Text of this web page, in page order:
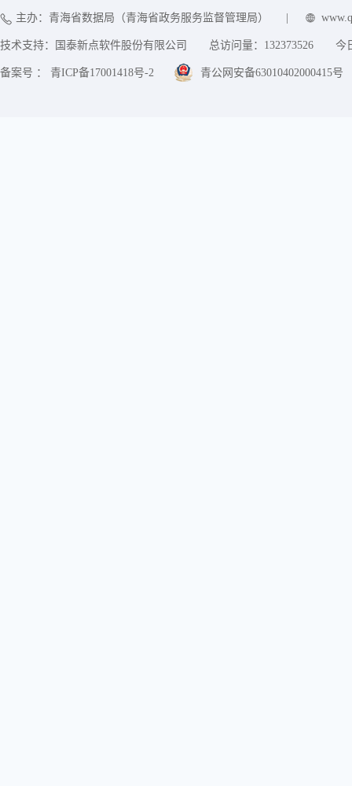
主办：青海省数据局（青海省政务服务监督管理局）
技术支持：国泰新点软件股份有限公司 总访问量： 132373526 今
备案号 ： 青ICP备17001418号-2 青公网安备63010402000415号